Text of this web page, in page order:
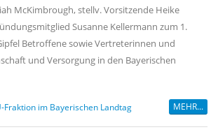
McKimbrough, stellv. Vorsitzende Heike
Susanne Kellermann zum 1.
Betroffene sowie Vertreterinnen und
und Versorgung in den Bayerischen
Fraktion im Bayerischen Landtag MEHR...